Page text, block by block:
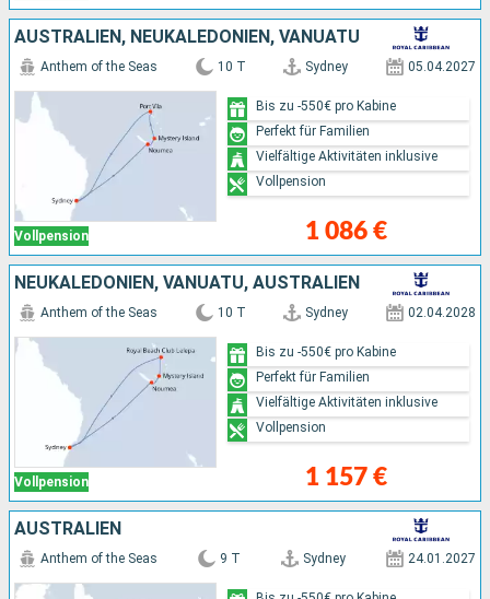
AUSTRALIEN, NEUKALEDONIEN, VANUATU
Vollpension
Anthem of the Seas 10 T Sydney 05.04.2027
1 086 €
Bis zu -550€ pro Kabine
Perfekt für Familien
Vielfältige Aktivitäten inklusive
Vollpension
NEUKALEDONIEN, VANUATU, AUSTRALIEN
Vollpension
Anthem of the Seas 10 T Sydney 02.04.2028
1 157 €
Bis zu -550€ pro Kabine
Perfekt für Familien
Vielfältige Aktivitäten inklusive
Vollpension
AUSTRALIEN
Anthem of the Seas 9 T Sydney 24.01.2027